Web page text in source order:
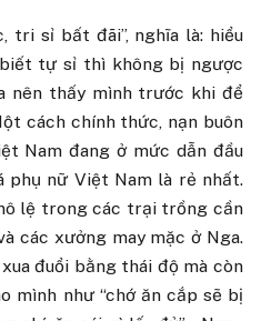
tri sỉ bất đãi”, nghĩa là: hiểu
tự sỉ thì không bị ngược
nên thấy mình trước khi để
cách chính thức, nạn buôn
Nam đang ở mức dẫn đầu
phụ nữ Việt Nam là rẻ nhất.
lệ trong các trại trồng cần
các xưởng may mặc ở Nga.
đuổi bằng thái độ mà còn
mình như “chớ ăn cắp sẽ bị